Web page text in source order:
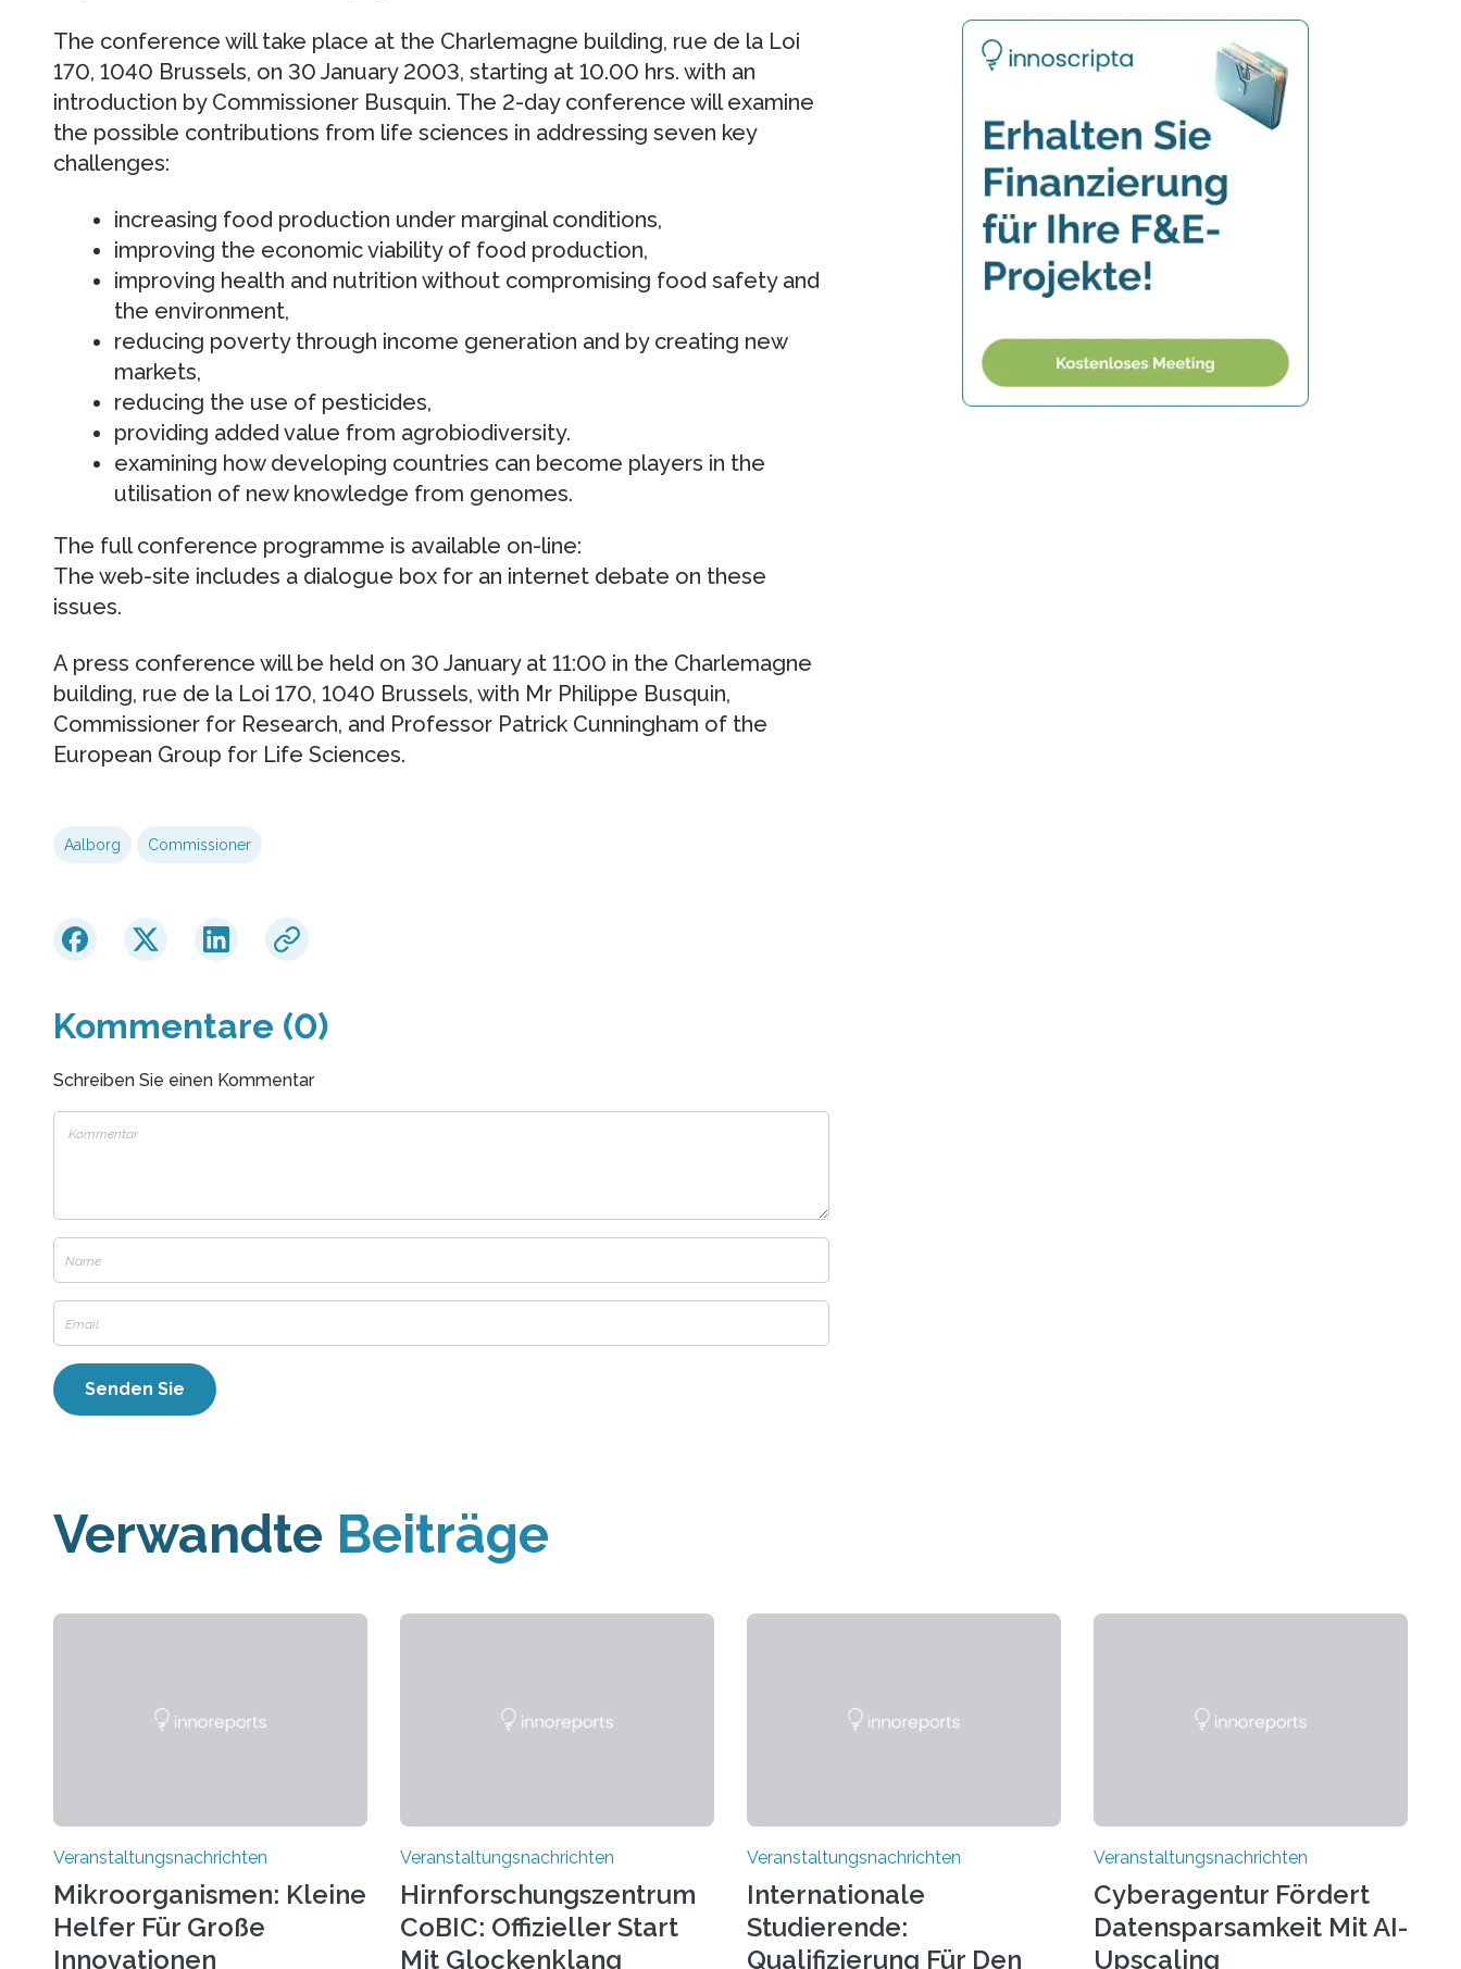
The conference will take place at the Charlemagne building, rue de la Loi
170, 1040 Brussels, on 30 January 2003, starting at 10.00 hrs. with an
introduction by Commissioner Busquin. The 2-day conference will examine
the possible contributions from life sciences in addressing seven key
challenges:
increasing food production under marginal conditions,
improving the economic viability of food production,
improving health and nutrition without compromising food safety and
the environment,
reducing poverty through income generation and by creating new
markets,
reducing the use of pesticides,
providing added value from agrobiodiversity.
examining how developing countries can become players in the
utilisation of new knowledge from genomes.
The full conference programme is available on-line:
The web-site includes a dialogue box for an internet debate on these
issues.
A press conference will be held on 30 January at 11:00 in the Charlemagne
building, rue de la Loi 170, 1040 Brussels, with Mr Philippe Busquin,
Commissioner for Research, and Professor Patrick Cunningham of the
European Group for Life Sciences.
Aalborg Commissioner
Kommentare (0)
Schreiben Sie einen Kommentar
Verwandte Beiträge
Veranstaltungsnachrichten
Mikroorganismen: Kleine
Helfer Für Große
Innovationen
Veranstaltungsnachrichten
Hirnforschungszentrum
CoBIC: Offizieller Start
Mit Glockenklang
Veranstaltungsnachrichten
Internationale
Studierende:
Qualifizierung Für Den
Veranstaltungsnachrichten
Cyberagentur Fördert
Datensparsamkeit Mit AI-
Upscaling